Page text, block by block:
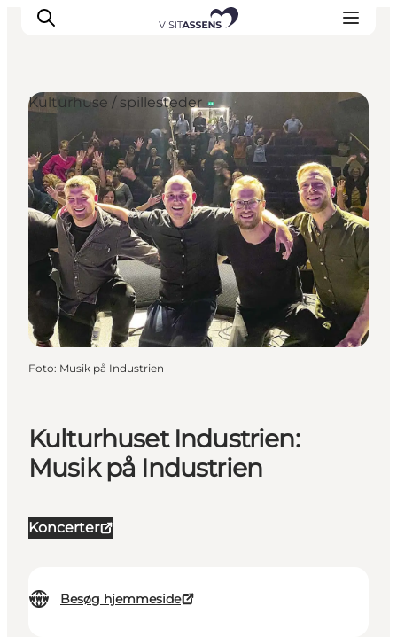
Overnatning
Oplevelser
Spis & drik
Det sker
Åbningstider
Kulturhuset Industrien:
Musik på Industrien
Koncerter
Besøg hjemmeside
Kulturhuse / spillesteder
Foto: Musik på Industrien